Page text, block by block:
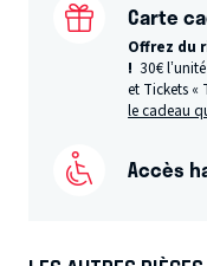
Carte
Offrez du
! 30€
et Tickets «
le cadeau
Accès